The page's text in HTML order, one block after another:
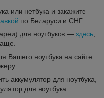
или нетбука и закажите
по Беларуси и СНГ.
для ноутбуков ― здесь
Вашего ноутбука на сайте
аккумулятор для ноутбука,
для ноутбука.